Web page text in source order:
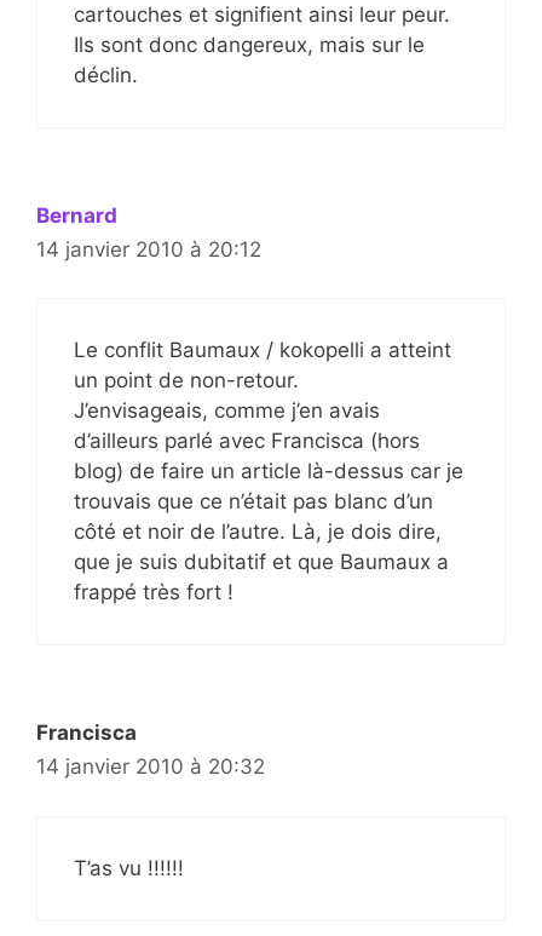
cartouches et signifient ainsi leur peur.
Ils sont donc dangereux, mais sur le
déclin.
Bernard
14 janvier 2010 à 20:12
Le conflit Baumaux / kokopelli a atteint
un point de non-retour.
J’envisageais, comme j’en avais
d’ailleurs parlé avec Francisca (hors
blog) de faire un article là-dessus car je
trouvais que ce n’était pas blanc d’un
côté et noir de l’autre. Là, je dois dire,
que je suis dubitatif et que Baumaux a
frappé très fort !
Francisca
14 janvier 2010 à 20:32
T’as vu !!!!!!